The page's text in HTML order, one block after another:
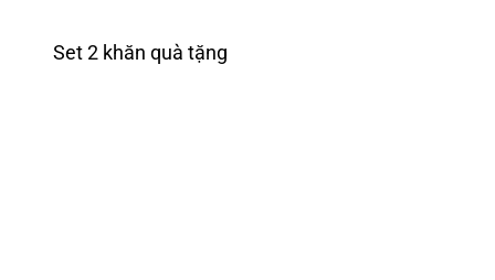
Set 2 khăn quà tặng